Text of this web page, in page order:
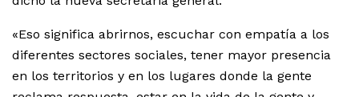
«Eso significa abrirnos, escuchar con empatía a los
diferentes sectores sociales, tener mayor presencia
en los territorios y en los lugares donde la gente